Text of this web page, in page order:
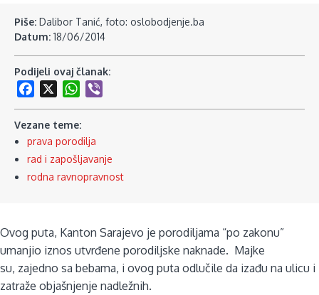
Piše: Dalibor Tanić, foto: oslobodjenje.ba
Datum: 18/06/2014
Podijeli ovaj članak:
Facebook
WhatsApp
Vezane teme:
prava porodilja
rad i zapošljavanje
rodna ravnopravnost
Ovog puta, Kanton Sarajevo je porodiljama “po zakonu”
umanjio iznos utvrđene porodiljske naknade. Majke
su, zajedno sa bebama, i ovog puta odlučile da izađu na ulicu i
zatraže objašnjenje nadležnih.